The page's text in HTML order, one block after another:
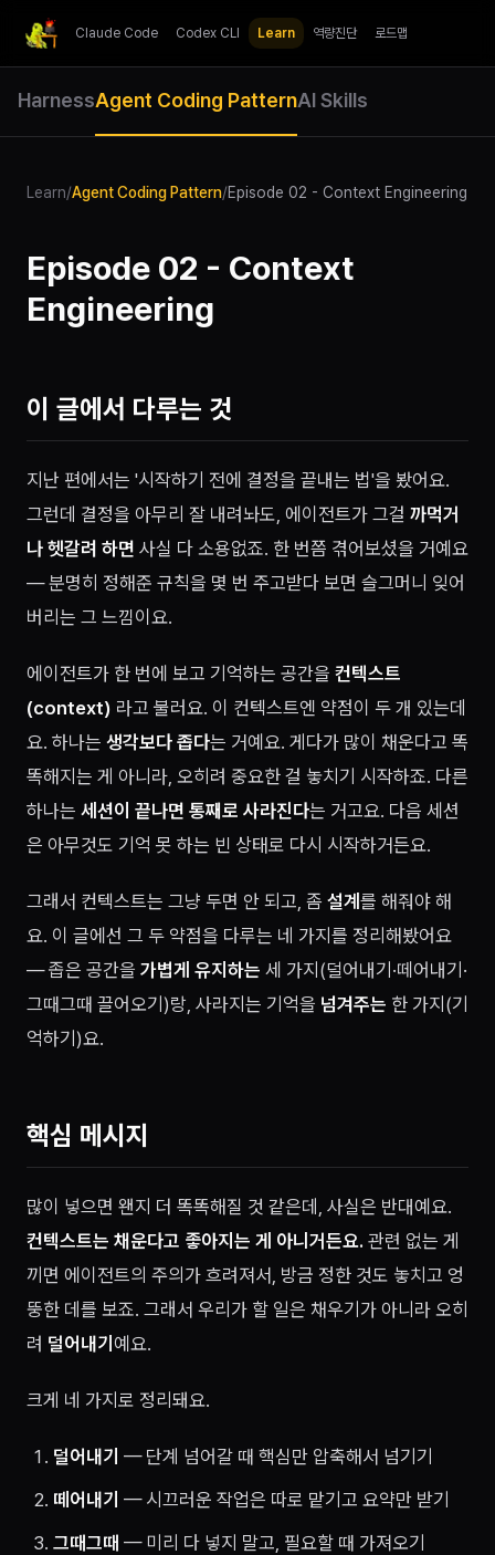
Claude Code Codex CLI Learn 역량진단 로드맵
HarnessAgent Coding PatternAI Skills
Learn/Agent Coding Pattern/Episode 02 - Context Engineering
Episode 02 - Context
Engineering
이 글에서 다루는 것
지난 편에서는 '시작하기 전에 결정을 끝내는 법'을 봤어요.
그런데 결정을 아무리 잘 내려놔도, 에이전트가 그걸 까먹거
나 헷갈려 하면 사실 다 소용없죠. 한 번쯤 겪어보셨을 거예요
— 분명히 정해준 규칙을 몇 번 주고받다 보면 슬그머니 잊어
버리는 그 느낌이요.
에이전트가 한 번에 보고 기억하는 공간을 컨텍스트
(context) 라고 불러요. 이 컨텍스트엔 약점이 두 개 있는데
요. 하나는 생각보다 좁다는 거예요. 게다가 많이 채운다고 똑
똑해지는 게 아니라, 오히려 중요한 걸 놓치기 시작하죠. 다른
하나는 세션이 끝나면 통째로 사라진다는 거고요. 다음 세션
은 아무것도 기억 못 하는 빈 상태로 다시 시작하거든요.
그래서 컨텍스트는 그냥 두면 안 되고, 좀 설계 를 해줘야 해
요. 이 글에선 그 두 약점을 다루는 네 가지를 정리해봤어요
— 좁은 공간을 가볍게 유지하는 세 가지(덜어내기·떼어내기·
그때그때 끌어오기)랑, 사라지는 기억을 넘겨주는 한 가지(기
억하기)요.
핵심 메시지
많이 넣으면 왠지 더 똑똑해질 것 같은데, 사실은 반대예요.
컨텍스트는 채운다고 좋아지는 게 아니거든요. 관련 없는 게
끼면 에이전트의 주의가 흐려져서, 방금 정한 것도 놓치고 엉
뚱한 데를 보죠. 그래서 우리가 할 일은 채우기가 아니라 오히
려 덜어내기 예요.
크게 네 가지로 정리돼요.
덜어내기 — 단계 넘어갈 때 핵심만 압축해서 넘기기
떼어내기 — 시끄러운 작업은 따로 맡기고 요약만 받기
그때그때 — 미리 다 넣지 말고, 필요할 때 가져오기